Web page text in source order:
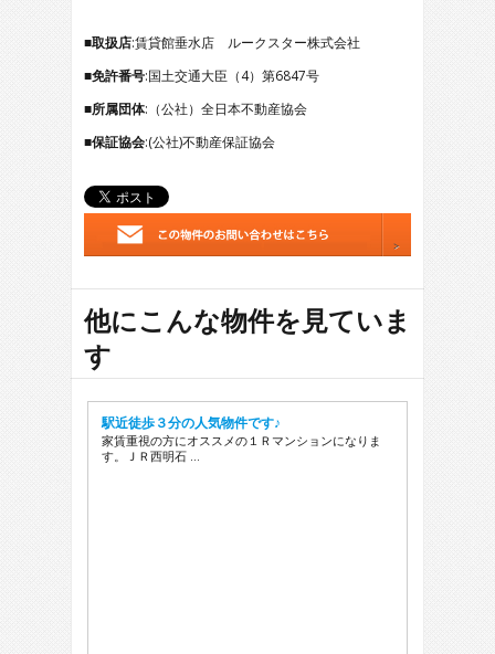
27
29
■取扱店:賃貸館垂水店 ルークスター株式会社
■免許番号:国土交通大臣（4）第6847号
■所属団体:（公社）全日本不動産協会
■保証協会:(公社)不動産保証協会
他にこんな物件を見ていま
す
駅近徒歩３分の人気物件です♪
家賃重視の方にオススメの１Ｒマンションになりま
す。ＪＲ西明石 …